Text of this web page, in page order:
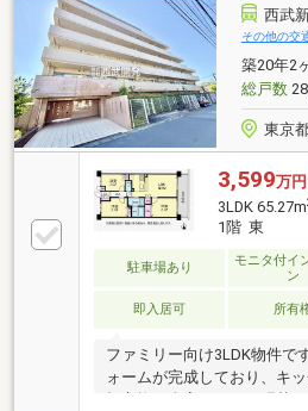
81.77m2、間取り4LDKタイ
屋・南側専用庭につき、陽
レ付）の独立した洋室・専
付 （使用料：月額14 000円
１戸）
西武
その他の交
築20年2
総戸数
東京
3,599万円
3LDK 65.27m
1階 東
駐車場あり
モニタ付イ
ン
即入居可 所有
ファミリー向け3LDK物件で
ォームが完成しており、キ